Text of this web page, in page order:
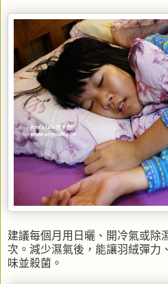
建議每個月用日曬、開冷氣或除
次。減少濕氣後，能讓羽絨彈力
味並殺菌。